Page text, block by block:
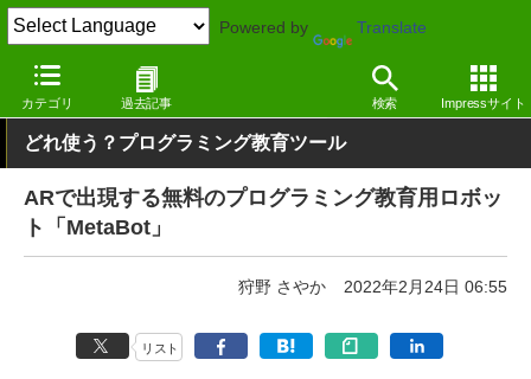
Powered by Translate
カテゴリ 過去記事 検索 Impressサイト
窓の杜 ライフ 学習・勉強
どれ使う？プログラミング教育ツール
ARで出現する無料のプログラミング教育用ロボッ
ト「MetaBot」
狩野 さやか 2022年2月24日 06:55
リスト